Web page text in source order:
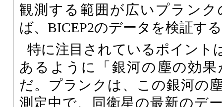
観測する範囲が広いプラン
ば、BICEP2のデータを検証す
特に注目されているポイント
あるように「銀河の塵の効
だ。プランクは、この銀河の
測定中で、同衛星の最新のデ